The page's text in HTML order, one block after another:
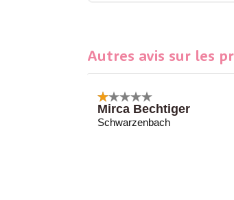
Autres avis sur les
Mirca Bechtiger
Schwarzenbach